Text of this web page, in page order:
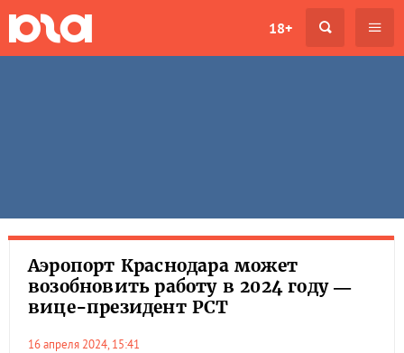
18+
Аэропорт Краснодара может
возобновить работу в 2024 году —
вице-президент РСТ
16 апреля 2024, 15:41